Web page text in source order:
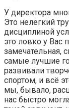
У директора
Это нелегкий
дисциплиной
это ловко у Вас
замечательная,
самые лучшие
развивали
спортом, и всё
мы, бывало,
нас быстро